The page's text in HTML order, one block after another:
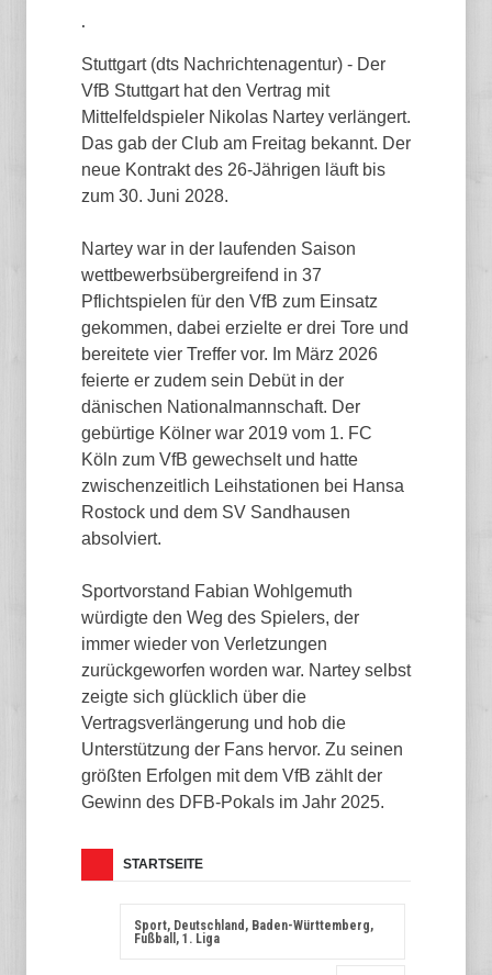
.
Stuttgart (dts Nachrichtenagentur) - Der
VfB Stuttgart hat den Vertrag mit
Mittelfeldspieler Nikolas Nartey verlängert.
Das gab der Club am Freitag bekannt. Der
neue Kontrakt des 26-Jährigen läuft bis
zum 30. Juni 2028.
Nartey war in der laufenden Saison
wettbewerbsübergreifend in 37
Pflichtspielen für den VfB zum Einsatz
gekommen, dabei erzielte er drei Tore und
bereitete vier Treffer vor. Im März 2026
feierte er zudem sein Debüt in der
dänischen Nationalmannschaft. Der
gebürtige Kölner war 2019 vom 1. FC
Köln zum VfB gewechselt und hatte
zwischenzeitlich Leihstationen bei Hansa
Rostock und dem SV Sandhausen
absolviert.
Sportvorstand Fabian Wohlgemuth
würdigte den Weg des Spielers, der
immer wieder von Verletzungen
zurückgeworfen worden war. Nartey selbst
zeigte sich glücklich über die
Vertragsverlängerung und hob die
Unterstützung der Fans hervor. Zu seinen
größten Erfolgen mit dem VfB zählt der
Gewinn des DFB-Pokals im Jahr 2025.
STARTSEITE
Sport, Deutschland, Baden-Württemberg,
Fußball, 1. Liga